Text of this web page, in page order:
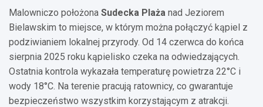
Malowniczo położona Sudecka Plaża nad Jeziorem
Bielawskim to miejsce, w którym można połączyć kąpiel z
podziwianiem lokalnej przyrody. Od 14 czerwca do końca
sierpnia 2025 roku kąpielisko czeka na odwiedzających.
Ostatnia kontrola wykazała temperaturę powietrza 22°C i
wody 18°C. Na terenie pracują ratownicy, co gwarantuje
bezpieczeństwo wszystkim korzystającym z atrakcji.